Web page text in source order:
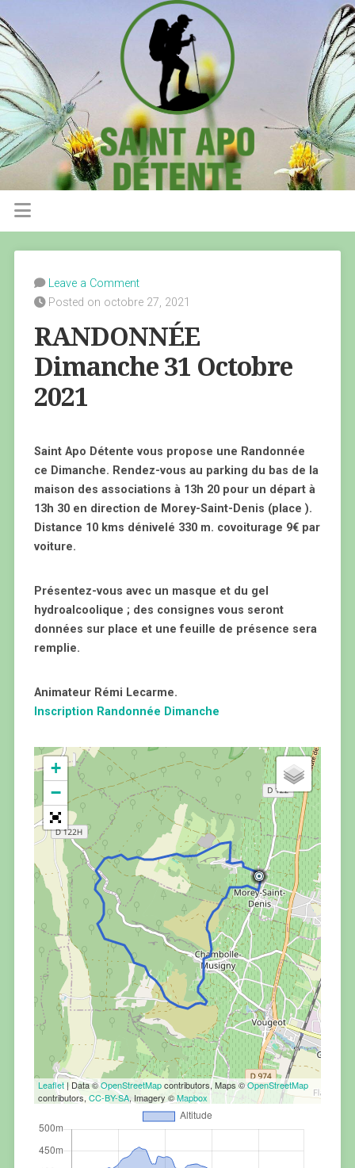
Leave a Comment
Posted on octobre 27, 2021
RANDONNÉE
Dimanche 31 Octobre
2021
Saint Apo Détente vous propose une Randonnée
ce Dimanche. Rendez-vous au parking du bas de la
maison des associations à 13h 20 pour un départ à
13h 30​ ​en direction de Morey-Saint-Denis (place ).
Distance 10 kms dénivelé 330 m. covoiturage 9€ par
voiture.
Présentez-vous avec un masque et du gel
hydroalcoolique ; des consignes vous seront
données sur place et une feuille de présence sera
remplie.
Animateur Rémi Lecarme.
Inscription Randonnée Dimanche
+
−
Leaflet| Data ©OpenStreetMapcontributors, Maps ©OpenStreetMap
contributors, CC-BY-SA, Imagery ©Mapbox